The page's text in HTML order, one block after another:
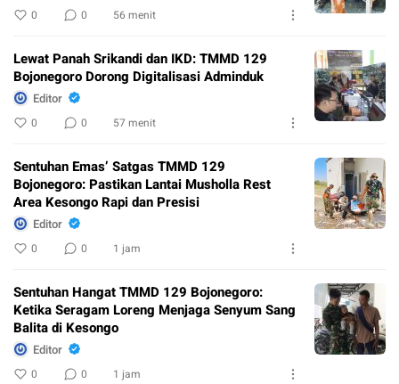
0 0 56 menit
Lewat Panah Srikandi dan IKD: TMMD 129
Bojonegoro Dorong Digitalisasi Adminduk
Editor
0 0 57 menit
Sentuhan Emas’ Satgas TMMD 129
Bojonegoro: Pastikan Lantai Musholla Rest
Area Kesongo Rapi dan Presisi
Editor
0 0 1 jam
Sentuhan Hangat TMMD 129 Bojonegoro:
Ketika Seragam Loreng Menjaga Senyum Sang
Balita di Kesongo
Editor
0 0 1 jam